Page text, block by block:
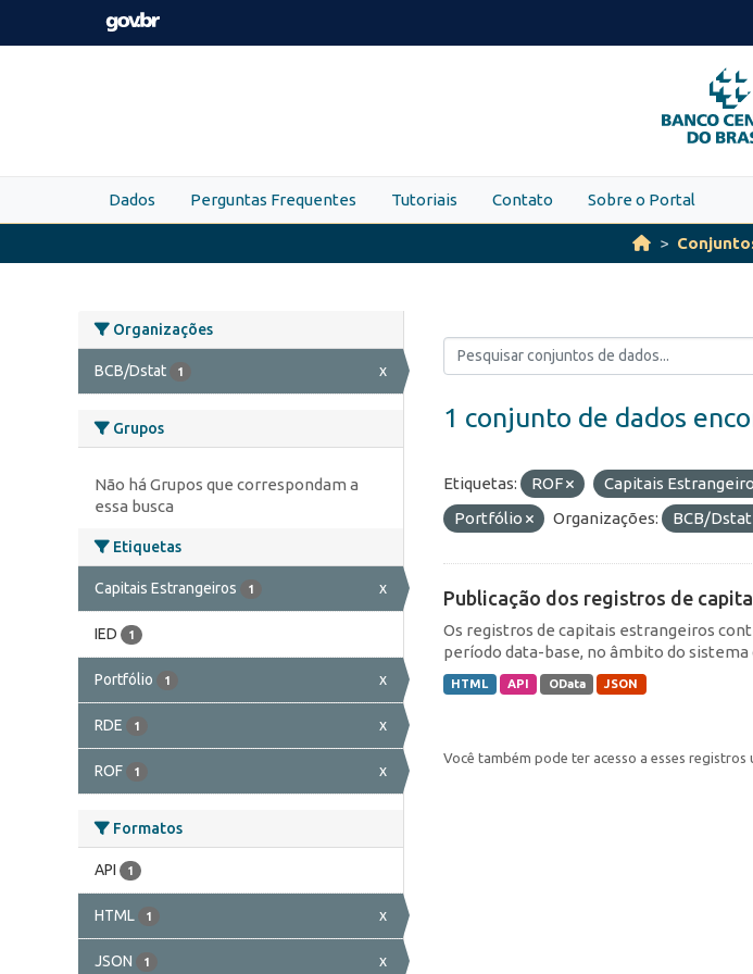
Skip to main content
PARA
O
Dados Perguntas Frequentes Tutoriais Contato Sobre o Portal
Organizações
BCB/Dstat 1 x
Grupos
Não há Grupos que correspondam a
essa busca
Etiquetas
Capitais Estrangeiros 1 x
IED 1
Portfólio 1 x
RDE 1 x
ROF 1 x
Formatos
API 1
HTML 1 x
JSON 1 x
1 conjunto de dados
Etiquetas: ROF Capitais
Portfólio
Organizações: BCB/Dstat
Publicação dos registros de
Os registros de capitais estrangeiros
período data-base, no âmbito do
HTML API OData JSON
Você também pode ter acesso a esses registros